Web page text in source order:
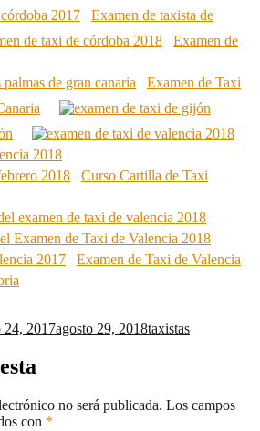
Examen de taxista de
Examen de
Examen de Taxi
2018
Curso Cartilla de Taxi
Examen de Taxi de Valencia 2018
Examen de Taxi de Valencia
24, 2017agosto 29, 2018taxistas
no será publicada. Los campos
con *